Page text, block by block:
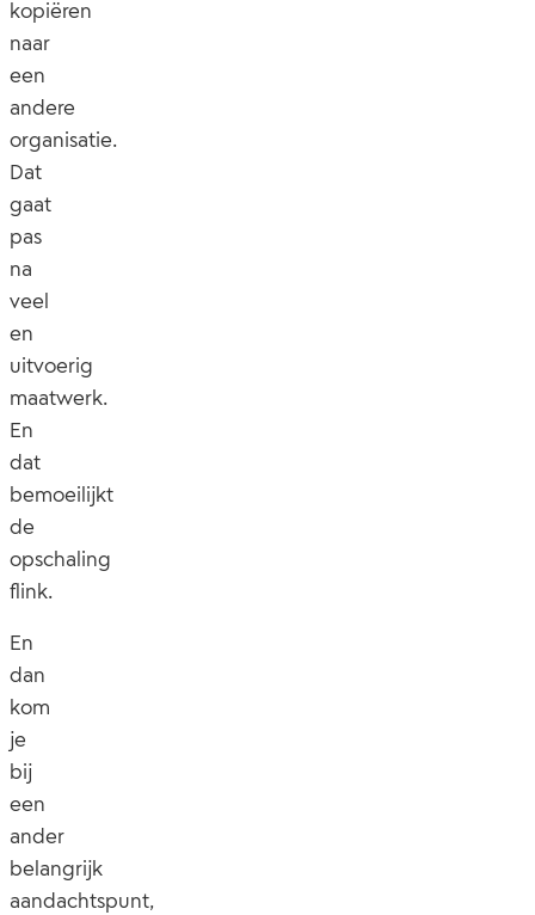
kopiëren
naar
een
andere
organisatie.
Dat
gaat
pas
na
veel
en
uitvoerig
maatwerk.
En
dat
bemoeilijkt
de
opschaling
flink.
En
dan
kom
je
bij
een
ander
belangrijk
aandachtspunt,